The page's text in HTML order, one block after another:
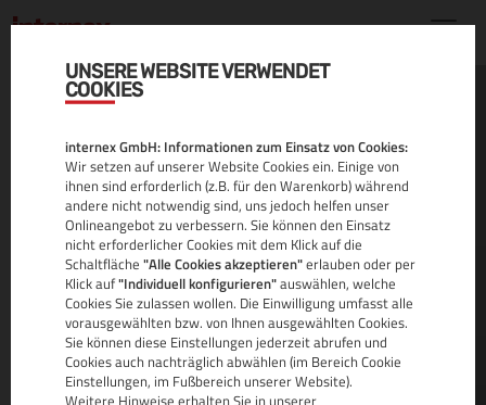
UNSERE WEBSITE VERWENDET
COOKIES
internex GmbH: Informationen zum Einsatz von Cookies:
Wir setzen auf unserer Website Cookies ein. Einige von
ihnen sind erforderlich (z.B. für den Warenkorb) während
andere nicht notwendig sind, uns jedoch helfen unser
Onlineangebot zu verbessern. Sie können den Einsatz
nicht erforderlicher Cookies mit dem Klick auf die
Schaltfläche "Alle Cookies akzeptieren"erlauben oder per
Klick auf"Individuell konfigurieren"auswählen, welche
Cookies Sie zulassen wollen. Die Einwilligung umfasst alle
vorausgewählten bzw. von Ihnen ausgewählten Cookies.
Sie können diese Einstellungen jederzeit abrufen und
Cookies auch nachträglich abwählen (im Bereich Cookie
Einstellungen, im Fußbereich unserer Website).
Weitere Hinweise erhalten Sie in unserer
RESELLER SERVER
Treten Sie als Hoster auf und segeln Sie unter
eigener Flagge.
Eigene Brand. Eigener Shop. Unsere Infrastruktur.
Starten Sie heute noch Ihr eigenes Reseller
Business. Wir agieren im Hintergrund und
kümmern uns rundum die Uhr um Ihre Server-